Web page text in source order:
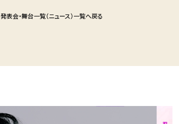
発表会・舞台一覧（ニュース）一覧へ戻る